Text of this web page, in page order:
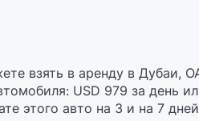
взять в аренду в Дубаи,
USD 979 за день
этого авто на 3 и на 7